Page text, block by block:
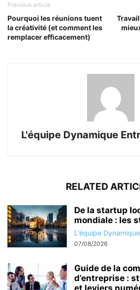
Previous article
Pourquoi les réunions tuent
la créativité (et comment les
remplacer efficacement)
L'équipe Dynamique
RELATED
De la startup
mondiale : les
L'équipe
07/08/2026
Guide de la
d’entreprise :
et leviers